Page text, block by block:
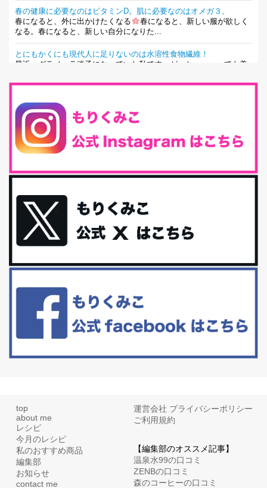
春の健康に必要なのはビタミンD。肌に必要なのはオメガ３。
春になると、外に出かけたくなる
春になると、新しい服が欲しく
なる。春になると、新しい自分になりた...
とにもかくにも現代人に足りないのは水溶性食物繊維！
最近、グラノーラ迷子になっていた私です。が、と〜〜〜っても美
腸内環境を整えることは、健康維持の中でいっちばん大事！だと私
は思っています。 ヒトの免...
iHerb特大セール終了間近！みんな何買う？
最近お風呂上がりの炭酸水をシリカシリカにしているんだけど確か
今回は、最近毎回定期的に購入している「楽天ふるさと納税」の返
礼品トップ５を紹介します。今までいろ...
更年期を穏やかに乗りきるために今できる５つのこと。
アラフィフからの体と心の整え方。 私も気づけばアラフィフ、これ
といった更年期症状はまだ...
白髪・美容・免疫力、現代人に足りないのは海藻！
リーブオイルorごま油をたらす。&n...
top
about me
レシピ
今月のレシピ
私のおすすめ商品
編集部
お知らせ
contact me
運営会社 プライバシーポリシー
ご利用規約
【編集部のオススメ記事】
温泉水99の口コミ
ZENBの口コミ
森のコーヒーの口コミ